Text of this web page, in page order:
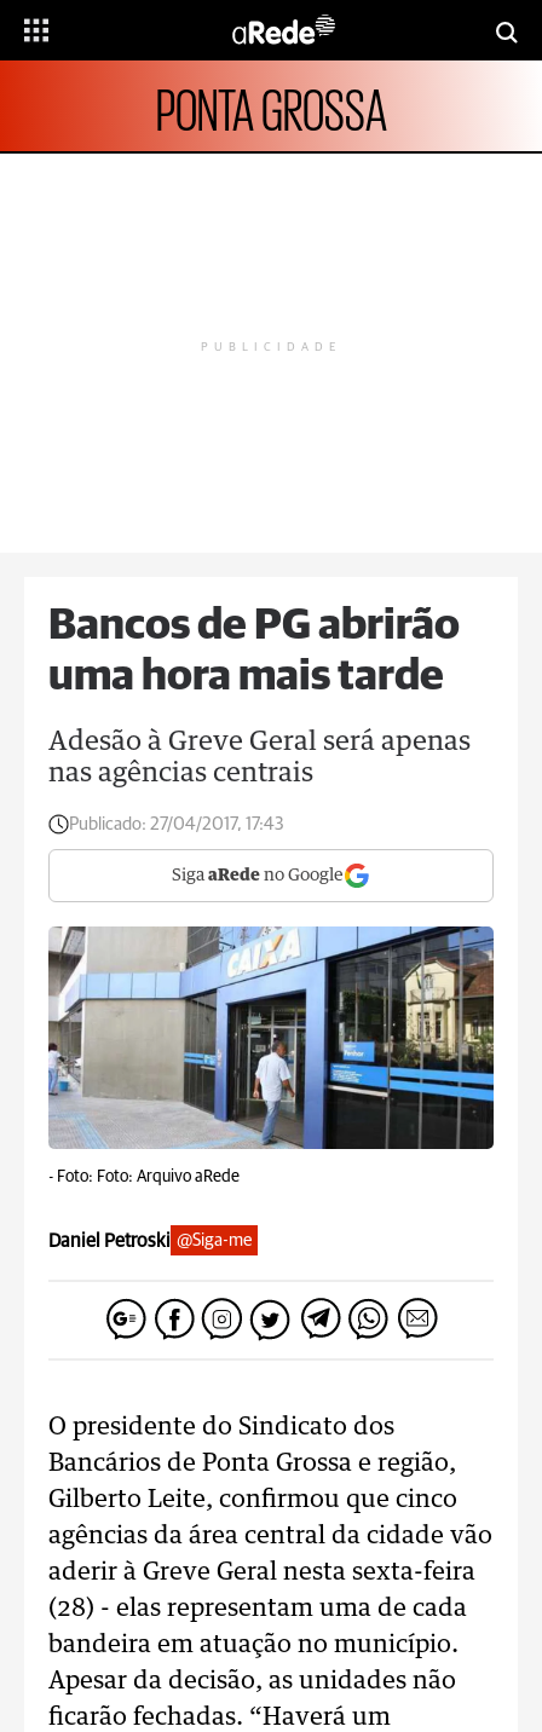
PONTA GROSSA
PUBLICIDADE
Bancos de PG abrirão
uma hora mais tarde
Adesão à Greve Geral será apenas
nas agências centrais
Publicado: 27/04/2017, 17:43
Siga aRede no Google
- Foto: Foto: Arquivo aRede
Daniel Petroski @Siga-me
O presidente do Sindicato dos
Bancários de Ponta Grossa e região,
Gilberto Leite, confirmou que cinco
agências da área central da cidade vão
aderir à Greve Geral nesta sexta-feira
(28) - elas representam uma de cada
bandeira em atuação no município.
Apesar da decisão, as unidades não
ficarão fechadas. “Haverá um